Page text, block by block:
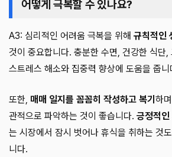
어떻게 극복할 수 있나요?
A3: 심리적인 어려움 극복을 위해 규칙적인
것이 중요합니다. 충분한 수면, 건강한 식단,
스트레스 해소와 집중력 향상에 도움을 줍니
또한, 매매 일지를 꼼꼼히 작성하고 복기 하
관적으로 파악하는 것이 좋습니다. 긍정적인
는 시장에서 잠시 벗어나 휴식을 취하는 것
니다.